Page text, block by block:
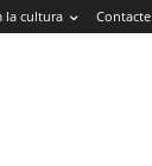
la cultura Contacte